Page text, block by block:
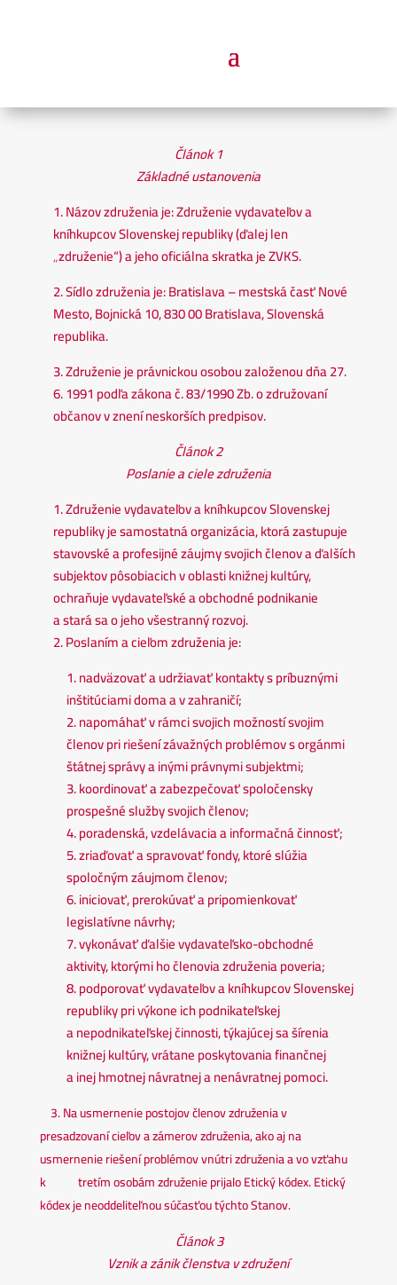
Článok 1
Základné ustanovenia
1. Názov združenia je: Združenie vydavateľov a
kníhkupcov Slovenskej republiky (ďalej len
„združenie“) a jeho oficiálna skratka je ZVKS.
2. Sídlo združenia je: Bratislava – mestská časť Nové
Mesto, Bojnická 10, 830 00 Bratislava, Slovenská
republika.
3. Združenie je právnickou osobou založenou dňa 27.
6. 1991 podľa zákona č. 83/1990 Zb. o združovaní
občanov v znení neskorších predpisov.
Článok 2
Poslanie a ciele združenia
1. Združenie vydavateľov a kníhkupcov Slovenskej
republiky je samostatná organizácia, ktorá zastupuje
stavovské a profesijné záujmy svojich členov a ďalších
subjektov pôsobiacich v oblasti knižnej kultúry,
ochraňuje vydavateľské a obchodné podnikanie
a stará sa o jeho všestranný rozvoj.
2. Poslaním a cieľom združenia je:
1. nadväzovať a udržiavať kontakty s príbuznými
inštitúciami doma a v zahraničí;
2. napomáhať v rámci svojich možností svojim
členov pri riešení závažných problémov s orgánmi
štátnej správy a inými právnymi subjektmi;
3. koordinovať a zabezpečovať spoločensky
prospešné služby svojich členov;
4. poradenská, vzdelávacia a informačná činnosť;
5. zriaďovať a spravovať fondy, ktoré slúžia
spoločným záujmom členov;
6. iniciovať, prerokúvať a pripomienkovať
legislatívne návrhy;
7. vykonávať ďalšie vydavateľsko-obchodné
aktivity, ktorými ho členovia združenia poveria;
8. podporovať vydavateľov a kníhkupcov Slovenskej
republiky pri výkone ich podnikateľskej
a nepodnikateľskej činnosti, týkajúcej sa šírenia
knižnej kultúry, vrátane poskytovania finančnej
a inej hmotnej návratnej a nenávratnej pomoci.
3.Na usmernenie postojov členov združenia v
presadzovaní cieľov a zámerov združenia, ako aj na
usmernenie riešení problémov vnútri združenia a vo vzťahu
k tretím osobám združenie prijalo Etický kódex. Etický
kódex je neoddeliteľnou súčasťou týchto Stanov.
Článok 3
Vznik a zánik členstva v združení